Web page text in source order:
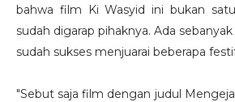
bahwa film Ki Wasyid ini bukan
sudah digarap pihaknya. Ada
sudah sukses menjuarai beberapa
"Sebut saja film dengan judul